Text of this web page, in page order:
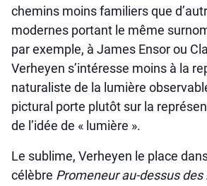
chemins moins familiers que
modernes portant le même
par exemple, à James Ensor ou
Verheyen s’intéresse moins à la
naturaliste de la lumière
pictural porte plutôt sur la
de l’idée de « lumière ».
Le sublime, Verheyen le place
célèbre Promeneur au-dessus des